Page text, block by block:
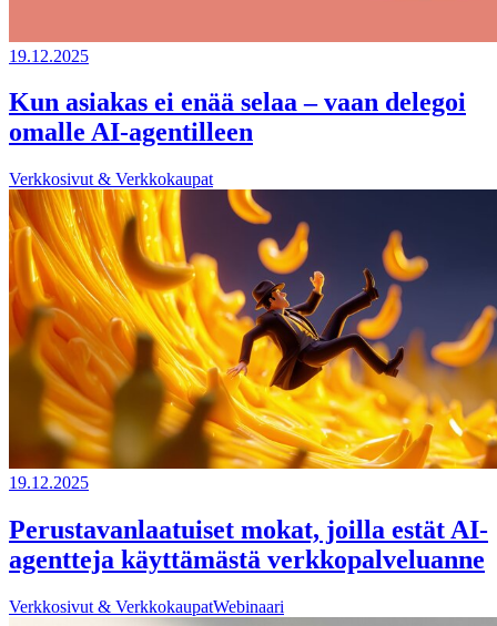
19.12.2025
Kun asiakas ei enää selaa – vaan delegoi
omalle AI-agentilleen
Verkkosivut & Verkkokaupat
19.12.2025
Perustavanlaatuiset mokat, joilla estät AI-
agentteja käyttämästä verkkopalveluanne
Verkkosivut & VerkkokaupatWebinaari